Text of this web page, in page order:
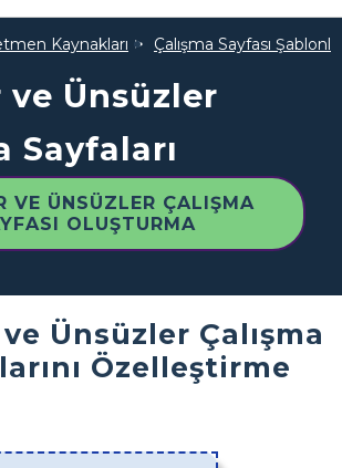
Kaynakları Çalışma Sayfası
Ünsüzler
Sayfaları
VE ÜNSÜZLER ÇALIŞMA
OLUŞTURMA
Ünsüzler Çalışma
Özelleştirme